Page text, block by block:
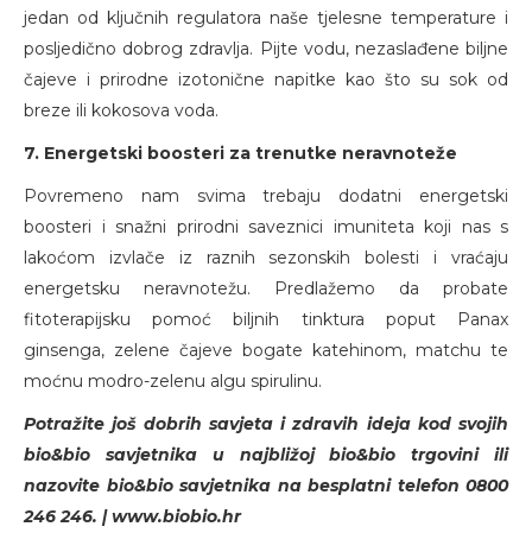
jedan od ključnih regulatora naše tjelesne temperature i
posljedično dobrog zdravlja. Pijte vodu, nezaslađene biljne
čajeve i prirodne izotonične napitke kao što su sok od
breze ili kokosova voda.
7. Energetski boosteri za trenutke neravnoteže
Povremeno nam svima trebaju dodatni energetski
boosteri i snažni prirodni saveznici imuniteta koji nas s
lakoćom izvlače iz raznih sezonskih bolesti i vraćaju
energetsku neravnotežu. Predlažemo da probate
fitoterapijsku pomoć biljnih tinktura poput Panax
ginsenga, zelene čajeve bogate katehinom, matchu te
moćnu modro-zelenu algu spirulinu.
Potražite još dobrih savjeta i zdravih ideja kod svojih
bio&bio savjetnika u najbližoj bio&bio trgovini ili
nazovite bio&bio savjetnika na besplatni telefon 0800
246 246. | www.biobio.hr